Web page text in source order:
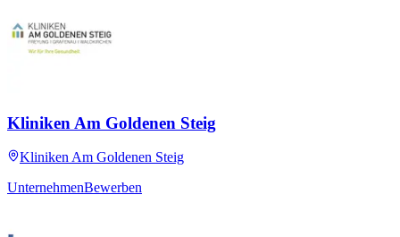
Kliniken Am Goldenen Steig
Kliniken Am Goldenen Steig
UnternehmenBewerben